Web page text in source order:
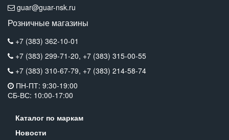
guar@guar-nsk.ru
Розничные магазины
+7 (383) 362-10-01
+7 (383) 299-71-20, +7 (383) 315-00-55
+7 (383) 310-67-79, +7 (383) 214-58-74
ПН-ПТ: 9:30-19:00
СБ-ВС: 10:00-17:00
Каталог по маркам
Новости